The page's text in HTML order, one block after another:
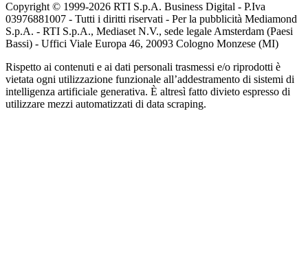
Copyright © 1999-2026 RTI S.p.A. Business Digital - P.Iva
03976881007 - Tutti i diritti riservati - Per la pubblicità Mediamond
S.p.A. - RTI S.p.A., Mediaset N.V., sede legale Amsterdam (Paesi
Bassi) - Uffici Viale Europa 46, 20093 Cologno Monzese (MI)
Rispetto ai contenuti e ai dati personali trasmessi e/o riprodotti è
vietata ogni utilizzazione funzionale all’addestramento di sistemi di
intelligenza artificiale generativa. È altresì fatto divieto espresso di
utilizzare mezzi automatizzati di data scraping.